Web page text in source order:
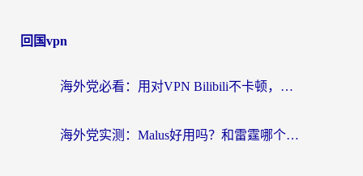
回国vpn
海外党必看：用对VPN Bilibili不卡顿，英国玩国内游戏也丝滑——2026回国加速器选择指南
海外党实测：Malus好用吗？和雷霆哪个好？+ 3款热门加速器深度对比